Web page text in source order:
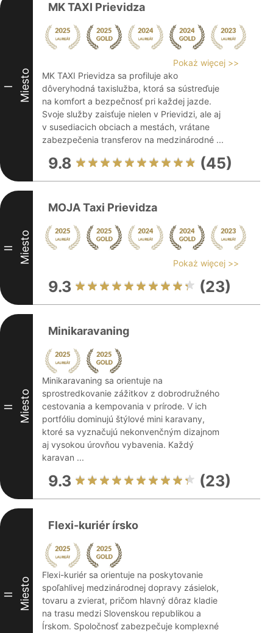
I Miesto
MK TAXI Prievidza
Pokaż więcej >>
MK TAXI Prievidza sa profiluje ako
dôveryhodná taxislužba, ktorá sa sústreďuje
na komfort a bezpečnosť pri každej jazde.
Svoje služby zaisťuje nielen v Prievidzi, ale aj
v susediacich obciach a mestách, vrátane
zabezpečenia transferov na medzinárodné ...
9.8 (45)
II Miesto
MOJA Taxi Prievidza
Pokaż więcej >>
9.3 (23)
II Miesto
Minikaravaning
Minikaravaning sa orientuje na
sprostredkovanie zážitkov z dobrodružného
cestovania a kempovania v prírode. V ich
portfóliu dominujú štýlové mini karavany,
ktoré sa vyznačujú nekonvenčným dizajnom
aj vysokou úrovňou vybavenia. Každý
karavan ...
9.3 (23)
II Miesto
Flexi-kuriér írsko
Flexi-kuriér sa orientuje na poskytovanie
spoľahlivej medzinárodnej dopravy zásielok,
tovaru a zvierat, pričom hlavný dôraz kladie
na trasu medzi Slovenskou republikou a
Írskom. Spoločnosť zabezpečuje komplexné